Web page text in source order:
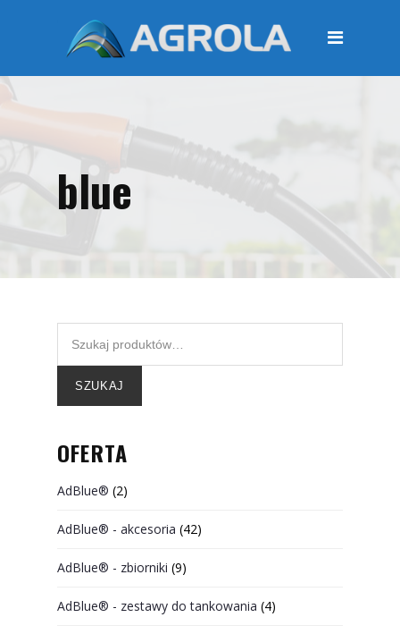
STRONA GŁÓWNA
OFERTA
Moje konto
blue
SZUKAJ
OFERTA
AdBlue® (2)
AdBlue® - akcesoria (42)
AdBlue® - zbiorniki (9)
AdBlue® - zestawy do tankowania (4)